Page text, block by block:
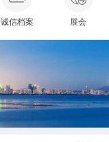
诚信档案 展会